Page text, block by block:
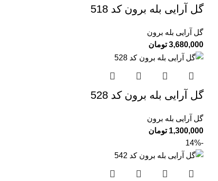
گل آرایی بله برون کد 518
گل آرایی بله برون
3,680,000 تومان
گل آرایی بله برون کد 528
گل آرایی بله برون
1,300,000 تومان
-14%